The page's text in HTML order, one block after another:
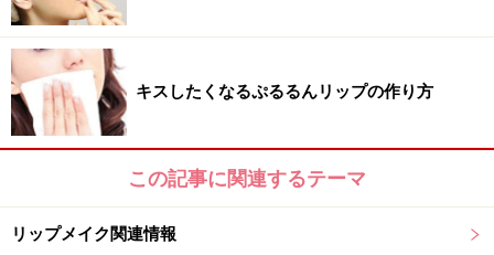
キスしたくなるぷるるんリップの作り方
この記事に関連するテーマ
リップメイク関連情報